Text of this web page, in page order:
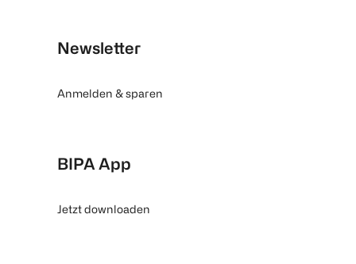
Newsletter
Anmelden & sparen
BIPA App
Jetzt downloaden